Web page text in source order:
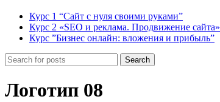
Курс 1 “Сайт с нуля своими руками”
Курс 2 «SEO и реклама. Продвижение сайта»
Курс ”Бизнес онлайн: вложения и прибыль”
Search
Логотип 08